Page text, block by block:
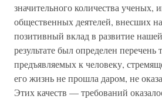
значительного количества ученых,
общественных деятелей, внесших
позитивный вклад в развитие
результате был определен перечень
предъявляемых к человеку,
его жизнь не прошла даром, не
Этих качеств — требований